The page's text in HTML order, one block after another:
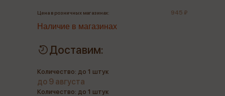
Цена в розничных магазинах: 945 ₽
Наличие в магазинах
Доставим:
Количество: до 1 штук
до 9 августа
Количество: до 1 штук